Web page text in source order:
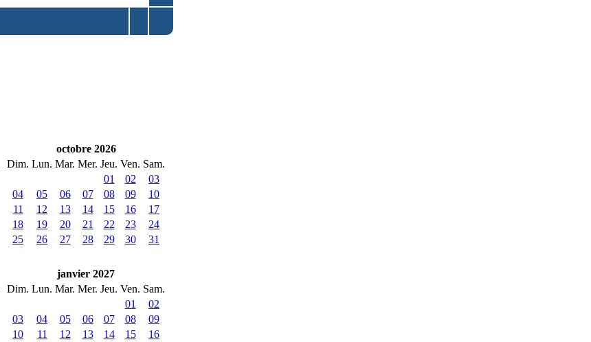
octobre 2026
Dim. Lun. Mar. Mer. Jeu. Ven. Sam.
01
02
03
04
05 06 07 08 09
10
11
12 13 14 15 16
17
18
19 20 21 22 23
24
25
26 27 28 29 30 31
janvier 2027
Dim. Lun. Mar. Mer. Jeu. Ven. Sam.
01
02
03
04 05 06 07 08
09
10
11 12 13 14 15 16